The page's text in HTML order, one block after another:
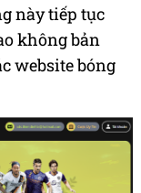
này tiếp tục
không bản
website bóng